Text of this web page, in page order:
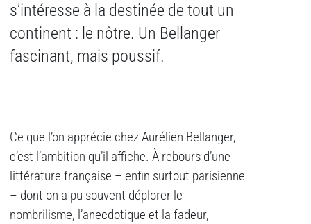
s’intéresse à la destinée de tout un
continent : le nôtre. Un Bellanger
fascinant, mais poussif.
Ce que l’on apprécie chez Aurélien Bellanger,
c’est l’ambition qu’il affiche. À rebours d’une
littérature française – enfin surtout parisienne
– dont on a pu souvent déplorer le
nombrilisme, l’anecdotique et la fadeur,